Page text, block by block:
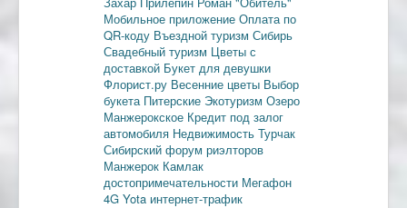
Мобильное приложение Оплата по
QR-коду Въездной туризм Сибирь
Свадебный туризм Цветы с
доставкой Букет для девушки
Флорист.ру Весенние цветы Выбор
букета Питерские Экотуризм Озеро
Манжерокское Кредит под залог
автомобиля Недвижимость Турчак
Сибирский форум риэлторов
Манжерок Камлак
достопримечательности Мегафон
4G Yota интернет-трафик